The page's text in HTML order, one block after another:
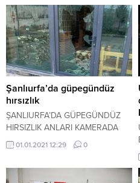
Şanlıurfa’da güpegündüz
hırsızlık
ŞANLIURFA’DA GÜPEGÜNDÜZ
HIRSIZLIK ANLARI KAMERADA
01.01.2021 12:29 0